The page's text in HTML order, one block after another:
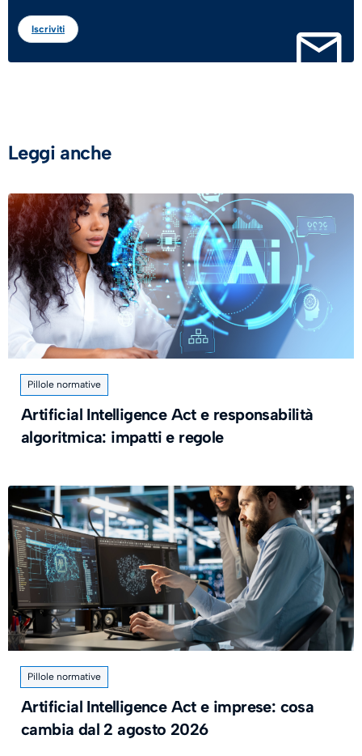
Iscriviti
Leggi anche
Pillole normative
Artificial Intelligence Act e responsabilità
algoritmica: impatti e regole
Pillole normative
Artificial Intelligence Act e imprese: cosa
cambia dal 2 agosto 2026